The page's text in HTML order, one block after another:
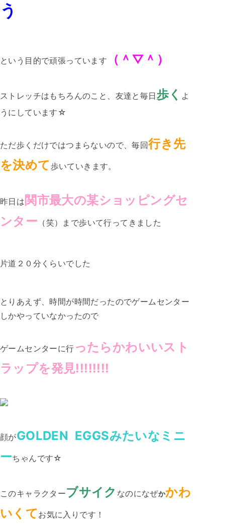
う
という目的で頑張っています （＾▽＾）
ストレッチはもちろんのこと、友達と毎日歩く よ
うにしています☆
ただ歩くだけではつまらないので、毎回行き先
を決めて 歩いていきます。
昨日は 関市最大の某ショッピングセ
ンター （笑）まで歩いて行ってきました
片道２０分くらいでした
とりあえず、時間が時間だったのでゲームセンター
しかやっていなかったので
ゲームセンターに行 ったらかわいいスト
ラップを発見!!!!!!!!
顔がGOLDEN EGGSみたいなミニ
ーちゃんです☆
このキャラクターブサイク なのになぜかかわ
いくて お気に入りです！